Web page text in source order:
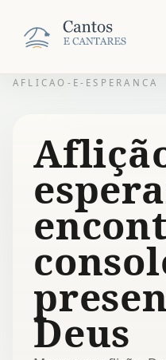
AFLICAO-E-ESPERANCA
Deus